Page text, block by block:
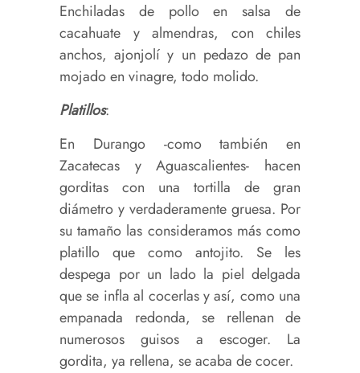
Enchiladas de pollo en salsa de
cacahuate y almendras, con chiles
anchos, ajonjolí y un pedazo de pan
mojado en vinagre, todo molido.
Platillos:
En Durango -como también en
Zacatecas y Aguascalientes- hacen
gorditas con una tortilla de gran
diámetro y verdaderamente gruesa. Por
su tamaño las consideramos más como
platillo que como antojito. Se les
despega por un lado la piel delgada
que se infla al cocerlas y así, como una
empanada redonda, se rellenan de
numerosos guisos a escoger. La
gordita, ya rellena, se acaba de cocer.